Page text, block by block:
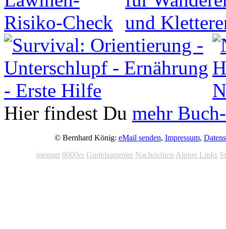
Hier findest Du mehr
© Bernhard König: eMail senden, Impressum,
sitemap 8000er Gipfelsammler Nachrichten Alpine Links